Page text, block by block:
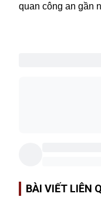
quan công an gần
BÀI VIẾT LIÊN